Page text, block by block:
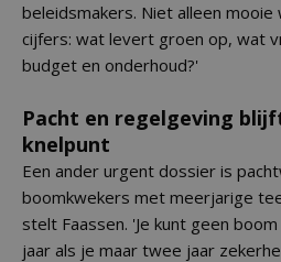
beleidsmakers. Niet alleen
cijfers: wat levert groen op, wat
budget en onderhoud?'
Pacht en regelgeving
knelpunt
Een ander urgent dossier is
boomkwekers met meerjarige
stelt Faassen. 'Je kunt geen
jaar als je maar twee jaar